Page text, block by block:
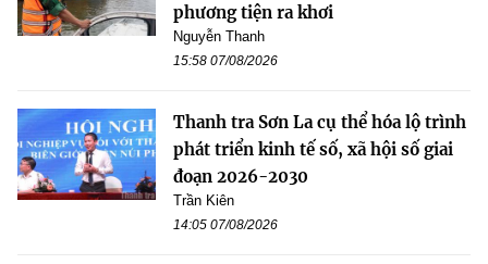
phương tiện ra khơi
Nguyễn Thanh
15:58 07/08/2026
Thanh tra Sơn La cụ thể hóa lộ trình
phát triển kinh tế số, xã hội số giai
đoạn 2026-2030
Trần Kiên
14:05 07/08/2026